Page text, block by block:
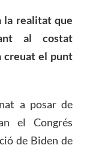
realitat que
al costat
creuat el punt
a posar de
el Congrés
de Biden de